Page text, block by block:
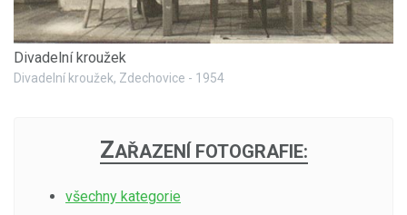
Divadelní kroužek
Divadelní kroužek, Zdechovice - 1954
ZAŘAZENÍ FOTOGRAFIE:
všechny kategorie